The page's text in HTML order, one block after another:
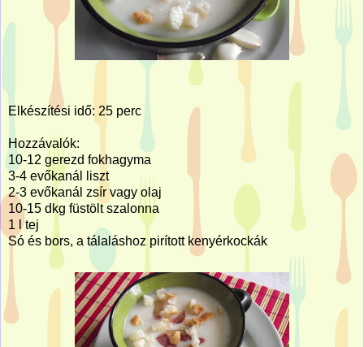
Elkészítési idő: 25 perc
Hozzávalók:
10-12 gerezd fokhagyma
3-4 evőkanál liszt
2-3 evőkanál zsír vagy olaj
10-15 dkg füstölt szalonna
1 l tej
Só és bors, a tálaláshoz pirított kenyérkockák